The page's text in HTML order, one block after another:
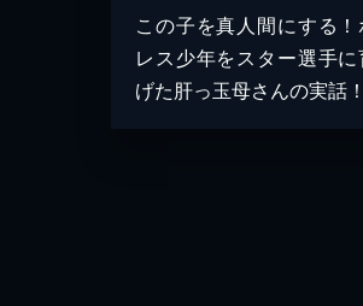
この子を真人間にする
レス少年をスター選手
げた肝っ玉母さんの実話！